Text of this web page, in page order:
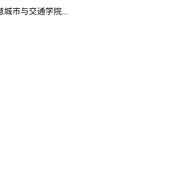
城市与交通学院...